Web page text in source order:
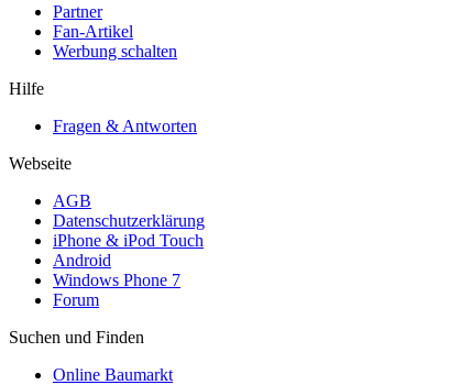
Partner
Fan-Artikel
Werbung schalten
Hilfe
Fragen & Antworten
Webseite
AGB
Datenschutzerklärung
iPhone & iPod Touch
Android
Windows Phone 7
Forum
Suchen und Finden
Online Baumarkt